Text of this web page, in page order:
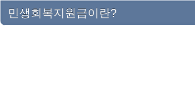
민생회복지원금이란?